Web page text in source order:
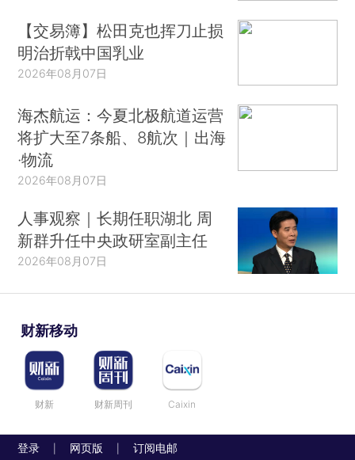
【交易簿】松田克也挥刀止损
明治折戟中国乳业
2026年08月07日
海杰航运：今夏北极航道运营
将扩大至7条船、8航次｜出海
·物流
2026年08月07日
人事观察｜长期任职湖北 周
新群升任中央政研室副主任
2026年08月07日
财新移动
财新 财新周刊 Caixin
登录 网页版 订阅电邮